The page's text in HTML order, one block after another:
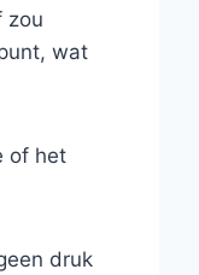
zou
wat
of het
druk